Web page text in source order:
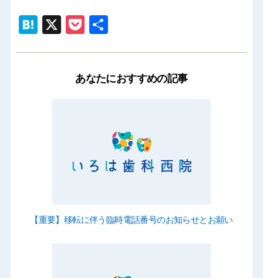
Hatena
X Pocket
あなたにおすすめの記事
【重要】移転に伴う臨時電話番号のお知らせとお願い